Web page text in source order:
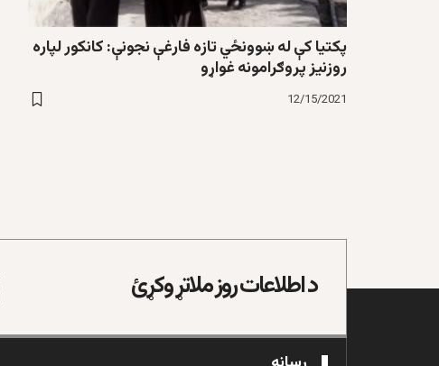
پکتیا کې له ښوونځي تازه فارغې نجونې: کانکور لپاره
روزنیز پروګرامونه غواړو
12/15/2021
د اطلاعات روز ملاتړ وکړئ